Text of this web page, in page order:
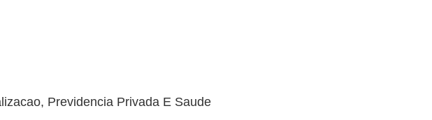
Previdencia Privada E Saude